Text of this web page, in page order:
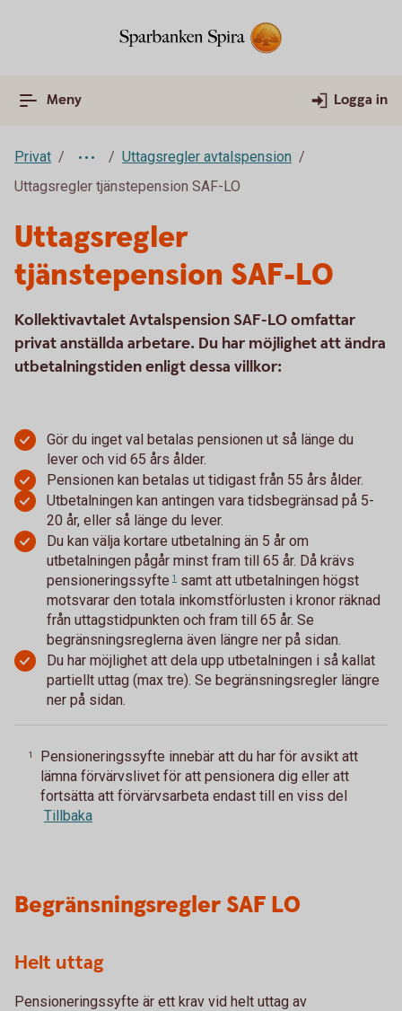
Meny Logga in
Privat
Uttagsregler avtalspension
Uttagsregler tjänstepension SAF-LO
Uttagsregler
tjänstepension SAF-LO
Kollektivavtalet Avtalspension SAF-LO omfattar
privat anställda arbetare. Du har möjlighet att ändra
utbetalningstiden enligt dessa villkor:
Gör du inget val betalas pensionen ut så länge du
lever och vid 65 års ålder.
Pensionen kan betalas ut tidigast från 55 års ålder.
Utbetalningen kan antingen vara tidsbegränsad på 5-
20 år, eller så länge du lever.
Du kan välja kortare utbetalning än 5 år om
utbetalningen pågår minst fram till 65 år. Då krävs
pensioneringssyfte 1
samt att utbetalningen högst
motsvarar den totala inkomstförlusten i kronor räknad
från uttagstidpunkten och fram till 65 år. Se
begränsningsreglerna även längre ner på sidan.
Du har möjlighet att dela upp utbetalningen i så kallat
partiellt uttag (max tre). Se begränsningsregler längre
ner på sidan.
1
Pensioneringssyfte innebär att du har för avsikt att
lämna förvärvslivet för att pensionera dig eller att
fortsätta att förvärvsarbeta endast till en viss del
Tillbaka
Begränsningsregler SAF LO
Helt uttag
Pensioneringssyfte är ett krav vid helt uttag av